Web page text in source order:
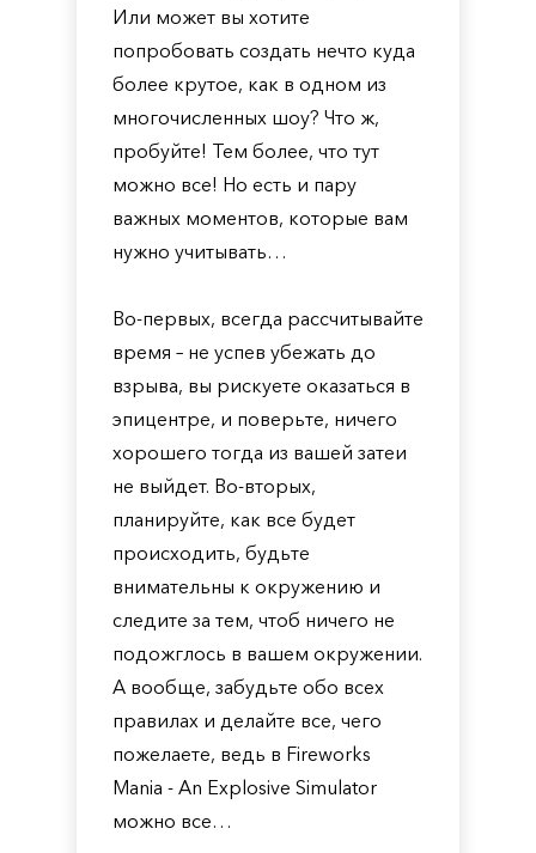
Или может вы хотите
попробовать создать нечто куда
более крутое, как в одном из
многочисленных шоу? Что ж,
пробуйте! Тем более, что тут
можно все! Но есть и пару
важных моментов, которые вам
нужно учитывать…
Во-первых, всегда рассчитывайте
время – не успев убежать до
взрыва, вы рискуете оказаться в
эпицентре, и поверьте, ничего
хорошего тогда из вашей затеи
не выйдет. Во-вторых,
планируйте, как все будет
происходить, будьте
внимательны к окружению и
следите за тем, чтоб ничего не
подожглось в вашем окружении.
А вообще, забудьте обо всех
правилах и делайте все, чего
пожелаете, ведь в Fireworks
Mania - An Explosive Simulator
можно все…